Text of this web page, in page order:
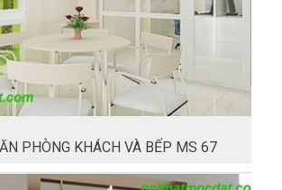
PHÒNG KHÁCH VÀ BẾP MS 67